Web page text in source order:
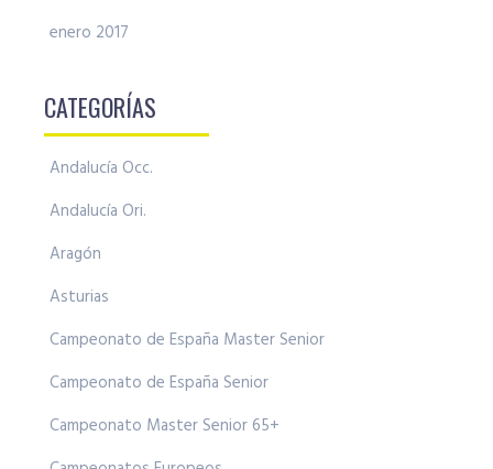
enero 2017
CATEGORÍAS
Andalucía Occ.
Andalucía Ori.
Aragón
Asturias
Campeonato de España Master Senior
Campeonato de España Senior
Campeonato Master Senior 65+